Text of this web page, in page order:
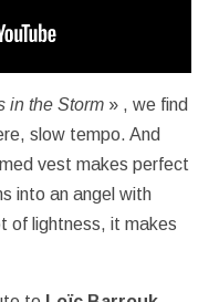
in the Storm » , we find
slow tempo. And
vest makes perfect
into an angel with
of lightness, it makes